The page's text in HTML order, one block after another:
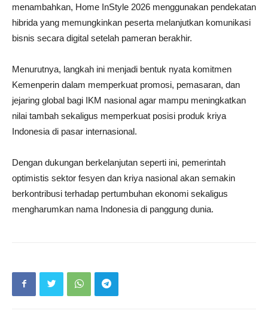
menambahkan, Home InStyle 2026 menggunakan pendekatan
hibrida yang memungkinkan peserta melanjutkan komunikasi
bisnis secara digital setelah pameran berakhir.
Menurutnya, langkah ini menjadi bentuk nyata komitmen
Kemenperin dalam memperkuat promosi, pemasaran, dan
jejaring global bagi IKM nasional agar mampu meningkatkan
nilai tambah sekaligus memperkuat posisi produk kriya
Indonesia di pasar internasional.
Dengan dukungan berkelanjutan seperti ini, pemerintah
optimistis sektor fesyen dan kriya nasional akan semakin
berkontribusi terhadap pertumbuhan ekonomi sekaligus
mengharumkan nama Indonesia di panggung dunia.